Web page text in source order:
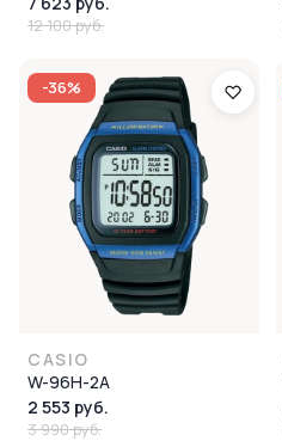
12 100 руб.
-36%
CASIO
W-96H-2A
2 553 руб.
3 990 руб.